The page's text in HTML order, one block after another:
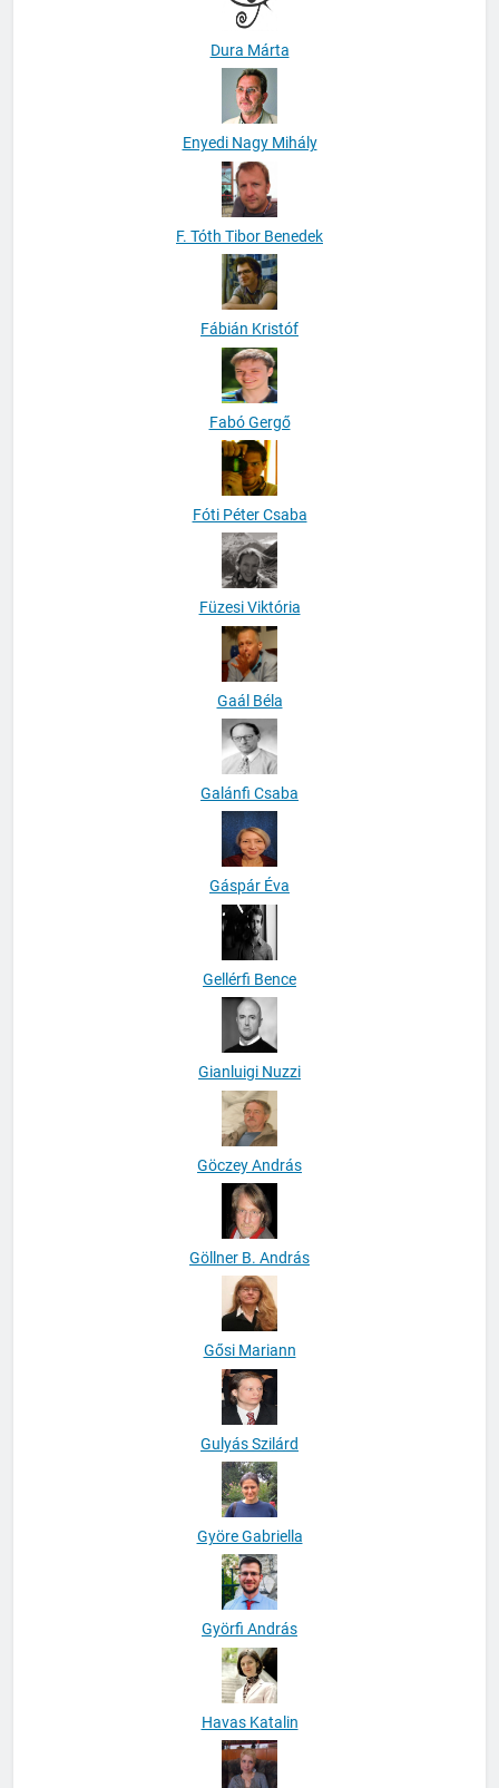
Dura Márta
Enyedi Nagy Mihály
F. Tóth Tibor Benedek
Fábián Kristóf
Fabó Gergő
Fóti Péter Csaba
Füzesi Viktória
Gaál Béla
Galánfi Csaba
Gáspár Éva
Gellérfi Bence
Gianluigi Nuzzi
Göczey András
Göllner B. András
Gősi Mariann
Gulyás Szilárd
Györe Gabriella
Györfi András
Havas Katalin